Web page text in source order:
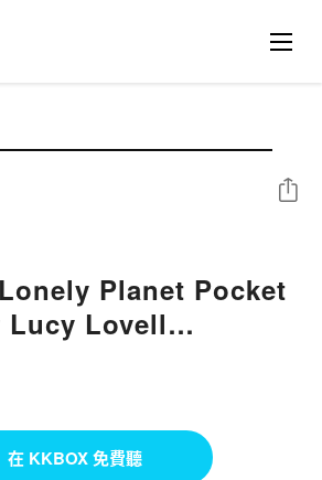
Planet Pocket
Lucy Lovell
分享
在 KKBOX 免費聽